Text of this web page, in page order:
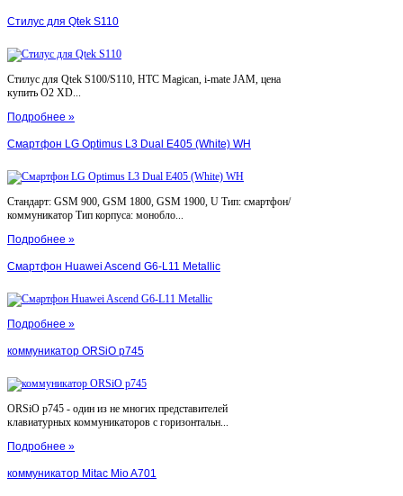
Стилус для Qtek S110
Стилус для Qtek S100/S110, HTC Magican, i-mate JAM, цена
купить O2 XD...
Подробнее »
Смартфон LG Optimus L3 Dual E405 (White) WH
Стандарт: GSM 900, GSM 1800, GSM 1900, U Тип: смартфон/
коммуникатор Тип корпуса: монобло...
Подробнее »
Смартфон Huawei Ascend G6-L11 Metallic
Подробнее »
коммуникатор ORSiO p745
ORSiO p745 - один из не многих представителей
клавиатурных коммуникаторов с горизонтальн...
Подробнее »
коммуникатор Mitac Mio A701